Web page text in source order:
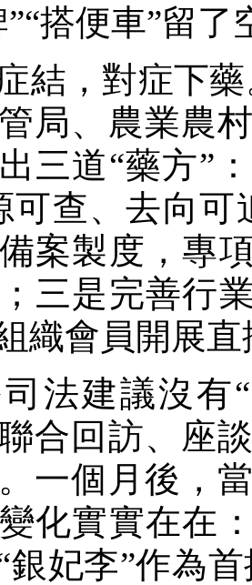
搭便車”留了
，對症下藥
局、農業農
三道“藥方”
可查、去向
案製度，專
三是完善行
織會員開展
建議沒有“
合回訪、座
一個月後，
化實實在在
銀妃李”作為